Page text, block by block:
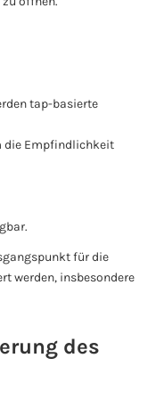
tap-basierte
die Empfindlichkeit
für die
werden, insbesondere
des